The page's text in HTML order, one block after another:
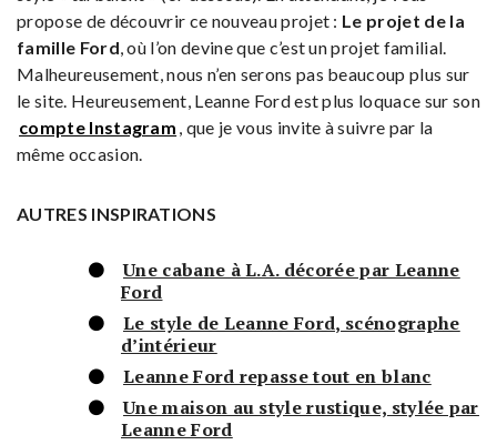
propose de découvrir ce nouveau projet : Le projet de la
famille Ford, où l’on devine que c’est un projet familial.
Malheureusement, nous n’en serons pas beaucoup plus sur
le site. Heureusement, Leanne Ford est plus loquace sur son
compte Instagram , que je vous invite à suivre par la
même occasion.
AUTRES INSPIRATIONS
Une cabane à L.A. décorée par Leanne
Ford
Le style de Leanne Ford, scénographe
d’intérieur
Leanne Ford repasse tout en blanc
Une maison au style rustique, stylée par
Leanne Ford